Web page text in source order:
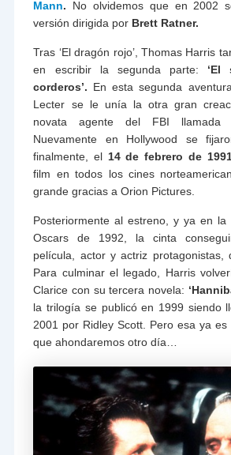
Mann. No olvidemos que en 2002
versión dirigida por Brett Ratner.
Tras ‘El dragón rojo’, Thomas Harris
en escribir la segunda parte: ‘El
corderos’. En esta segunda
Lecter se le unía la otra gran
novata agente del FBI llamada
Nuevamente en Hollywood se
finalmente, el 14 de febrero de
film en todos los cines
grande gracias a Orion Pictures.
Posteriormente al estreno, y ya en la
Oscars de 1992, la cinta
película, actor y actriz protagonistas,
Para culminar el legado, Harris
Clarice con su tercera novela:
la trilogía se publicó en 1999 siendo
2001 por Ridley Scott. Pero esa ya
que ahondaremos otro día…